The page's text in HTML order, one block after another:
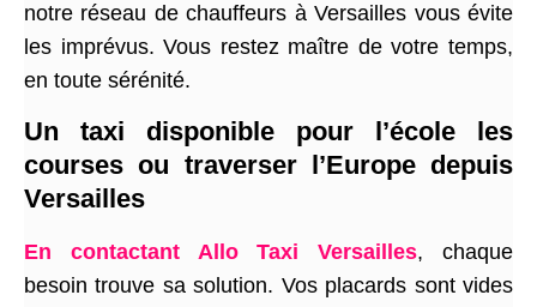
notre réseau de chauffeurs à Versailles vous évite
les imprévus. Vous restez maître de votre temps,
en toute sérénité.
Un taxi disponible pour l’école les
courses ou traverser l’Europe depuis
Versailles
En contactant Allo Taxi Versailles, chaque
besoin trouve sa solution. Vos placards sont vides